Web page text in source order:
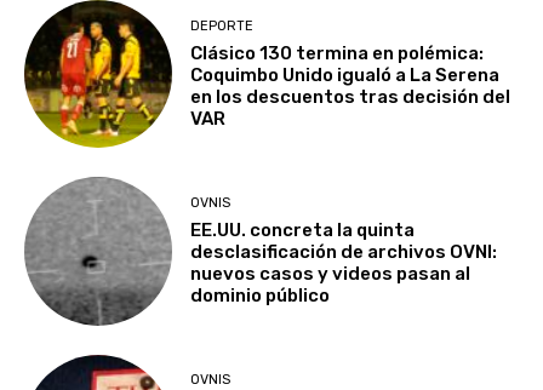
DEPORTE
Clásico 130 termina en polémica:
Coquimbo Unido igualó a La Serena
en los descuentos tras decisión del
VAR
OVNIS
EE.UU. concreta la quinta
desclasificación de archivos OVNI:
nuevos casos y videos pasan al
dominio público
OVNIS